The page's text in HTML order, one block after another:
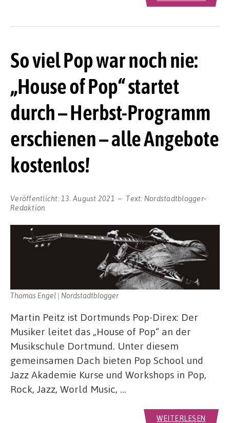
So viel Pop war noch nie:
„House of Pop“ startet
durch – Herbst-Programm
erschienen – alle Angebote
kostenlos!
Veröffentlicht: 13. August 2021 Text: Nordstadtblogger-
Redaktion
Thomas Engel | Nordstadtblogger
Martin Peitz ist Dortmunds Pop-Direx: Der
Musiker leitet das „House of Pop“ an der
Musikschule Dortmund. Unter diesem
gemeinsamen Dach bieten Pop School und
Jazz Akademie Kurse und Workshops in Pop,
Rock, Jazz, World Music, …
WEITERLESEN